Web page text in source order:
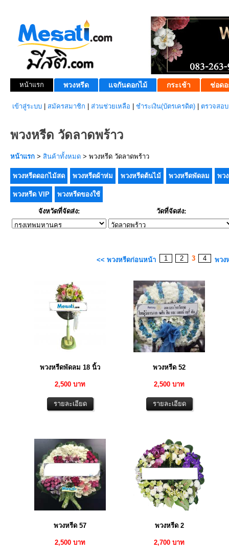
หน้าแรก พวงหรีด แจกันดอกไม้ กระเช้า ช่อดอ
เข้าสู่ระบบ สมัครสมาชิก ส่วนช่วยเหลือ ชำระเงิน(บัตรเครดิต) ตรวจสอ
พวงหรีด วัดลาดพร้าว
หน้าแรก > สินค้าทั้งหมด > พวงหรีด วัดลาดพร้าว
พวงหรีดดอกไม้สด พวงหรีดผ้าห่ม พวงหรีดต้นไม้ พวงหรีดพัดลม พว
พวงหรีด VIP พวงหรีดของใช้
จังหวัดที่จัดส่ง: วัดที่จัดส่ง:
<< พวงหรีดก่อนหน้า 1 2 3 4 พวง
พวงหรีดพัดลม 18 นิ้ว
2,500 บาท
พวงหรีด 52
2,500 บาท
พวงหรีด 57
2,500 บาท
พวงหรีด 2
2,700 บาท